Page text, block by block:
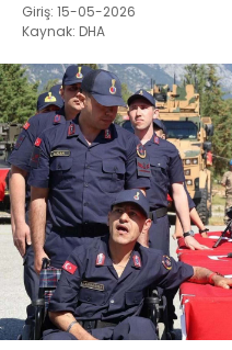
Giriş: 15-05-2026
Kaynak: DHA